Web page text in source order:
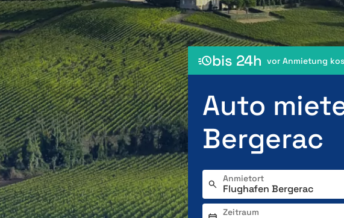
bis 24h vor Anmietung
Auto
Bergerac
Anmietort
Zeitraum